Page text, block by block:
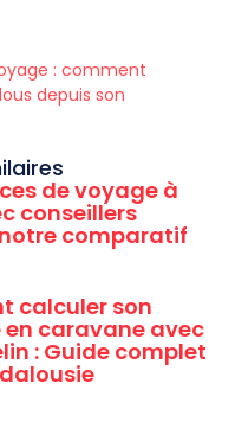
de voyage à
conseillers
comparatif
calculer son
caravane avec
: Guide complet
: comment
depuis son